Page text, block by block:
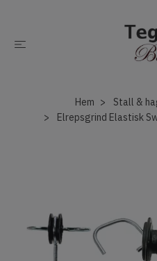
Hem Stall &
Elrepsgrind Elastisk